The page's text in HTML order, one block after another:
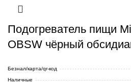
Подогреватель пищи
OBSW чёрный
Безнал/карта/qr-код
Наличные